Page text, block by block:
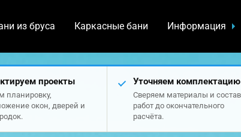
из бруса Каркасные бани Информация
проекты
планировку,
окон, дверей и
Уточняем комплектацию
Сверяем материалы и состав
работ до окончательного
расчёта.